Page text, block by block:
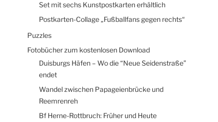
Set mit sechs Kunstpostkarten erhältlich
Postkarten-Collage „Fußballfans gegen rechts“
Puzzles
Fotobücher zum kostenlosen Download
Duisburgs Häfen – Wo die “Neue Seidenstraße”
endet
Wandel zwischen Papageienbrücke und
Reemrenreh
Bf Herne-Rottbruch: Früher und Heute